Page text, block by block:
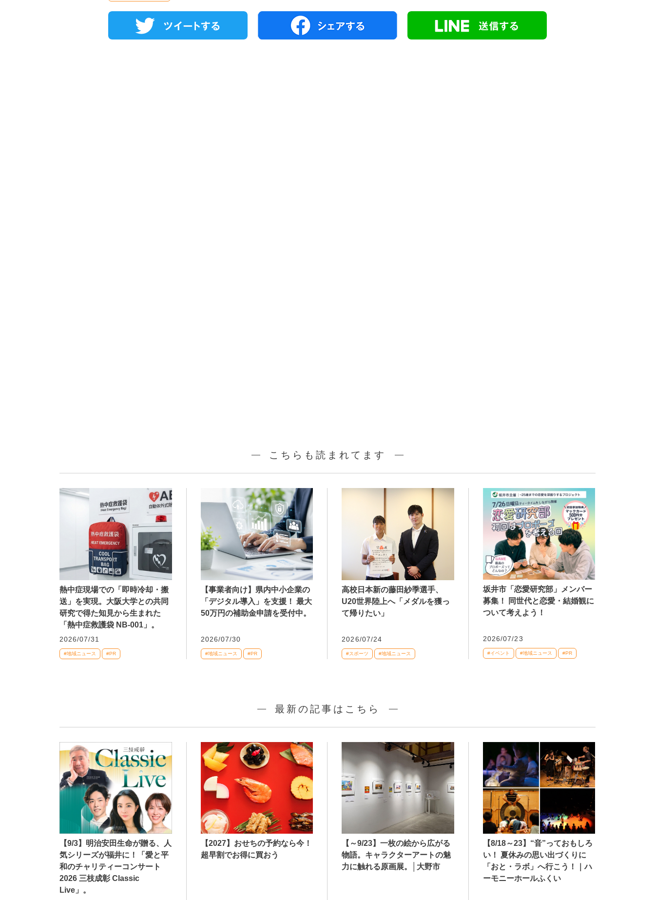
こちらも読まれてます
熱中症現場での「即時冷却・搬
送」を実現。大阪大学との共同
研究で得た知見から生まれた
「熱中症救護袋 NB-001」。
2026/07/31
#地域ニュース #PR
【事業者向け】県内中小企業の
「デジタル導入」を支援！ 最大
50万円の補助金申請を受付中。
2026/07/30
#地域ニュース #PR
高校日本新の藤田紗季選手、
U20世界陸上へ「メダルを獲っ
て帰りたい」
2026/07/24
#スポーツ #地域ニュース
坂井市「恋愛研究部」メンバー
募集！ 同世代と恋愛・結婚観に
ついて考えよう！
2026/07/23
#イベント #地域ニュース #PR
最新の記事はこちら
【9/3】明治安田生命が贈る、人
気シリーズが福井に！「愛と平
和のチャリティーコンサート
2026 三枝成彰 Classic
Live」。
【2027】おせちの予約なら今！
超早割でお得に買おう
【～9/23】一枚の絵から広がる
物語。キャラクターアートの魅
力に触れる原画展。│大野市
【8/18～23】“音”っておもしろ
い！ 夏休みの思い出づくりに
「おと・ラボ」へ行こう！｜ハ
ーモニーホールふくい